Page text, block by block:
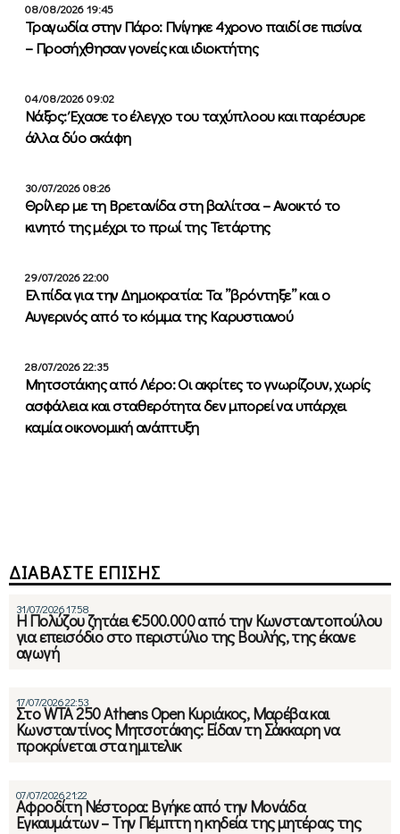
08/08/2026 19:45
Τραγωδία στην Πάρο: Πνίγηκε 4χρονο παιδί σε πισίνα
– Προσήχθησαν γονείς και ιδιοκτήτης
04/08/2026 09:02
Νάξος: Έχασε το έλεγχο του ταχύπλοου και παρέσυρε
άλλα δύο σκάφη
30/07/2026 08:26
Θρίλερ με τη Βρετανίδα στη βαλίτσα – Ανοικτό το
κινητό της μέχρι το πρωί της Τετάρτης
29/07/2026 22:00
Ελπίδα για την Δημοκρατία: Τα ”βρόντηξε” και ο
Αυγερινός από το κόμμα της Καρυστιανού
28/07/2026 22:35
Μητσοτάκης από Λέρο: Οι ακρίτες το γνωρίζουν, χωρίς
ασφάλεια και σταθερότητα δεν μπορεί να υπάρχει
καμία οικονομική ανάπτυξη
ΔΙΑΒΑΣΤΕ ΕΠΙΣΗΣ
31/07/2026 17:58
Η Πολύζου ζητάει €500.000 από την Κωνσταντοπούλου
για επεισόδιο στο περιστύλιο της Βουλής, της έκανε
αγωγή
17/07/2026 22:53
Στο WTA 250 Athens Open Κυριάκος, Μαρέβα και
Κωνσταντίνος Μητσοτάκης: Είδαν τη Σάκκαρη να
προκρίνεται στα ημιτελικ
07/07/2026 21:22
Αφροδίτη Νέστορα: Βγήκε από την Μονάδα
Εγκαυμάτων – Την Πέμπτη η κηδεία της μητέρας της